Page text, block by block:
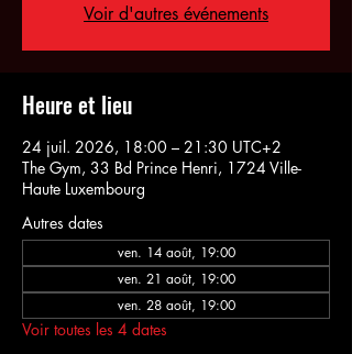
Voir d'autres événements
Heure et lieu
24 juil. 2026, 18:00 – 21:30 UTC+2
The Gym, 33 Bd Prince Henri, 1724 Ville-
Haute Luxembourg
Autres dates
ven. 14 août, 19:00
ven. 21 août, 19:00
ven. 28 août, 19:00
Voir toutes les 4 dates